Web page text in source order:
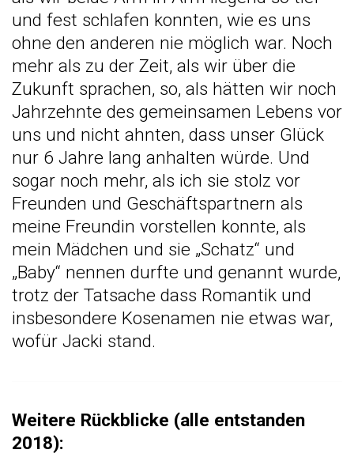
und fest schlafen konnten, wie es uns
ohne den anderen nie möglich war. Noch
mehr als zu der Zeit, als wir über die
Zukunft sprachen, so, als hätten wir noch
Jahrzehnte des gemeinsamen Lebens vor
uns und nicht ahnten, dass unser Glück
nur 6 Jahre lang anhalten würde. Und
sogar noch mehr, als ich sie stolz vor
Freunden und Geschäftspartnern als
meine Freundin vorstellen konnte, als
mein Mädchen und sie „Schatz“ und
„Baby“ nennen durfte und genannt wurde,
trotz der Tatsache dass Romantik und
insbesondere Kosenamen nie etwas war,
wofür Jacki stand.
Weitere Rückblicke (alle entstanden
2018):